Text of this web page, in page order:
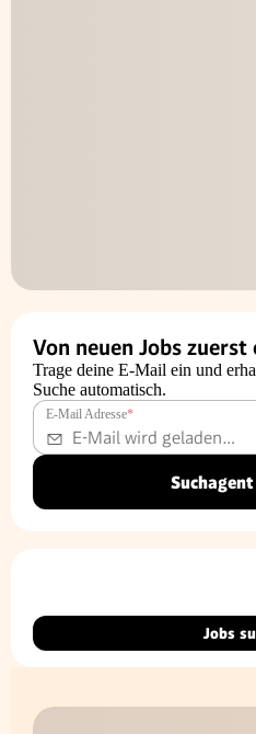
Von neuen Jobs zuerst
Trage deine E-Mail ein und
Suche automatisch.
E-Mail Adresse*
Jobs